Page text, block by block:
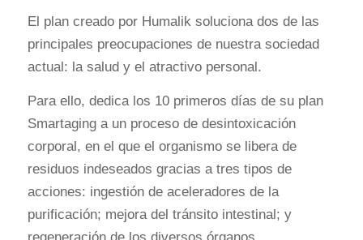
El plan creado por Humalik soluciona dos de las
principales preocupaciones de nuestra sociedad
actual: la salud y el atractivo personal.
Para ello, dedica los 10 primeros días de su plan
Smartaging a un proceso de desintoxicación
corporal, en el que el organismo se libera de
residuos indeseados gracias a tres tipos de
acciones: ingestión de aceleradores de la
purificación; mejora del tránsito intestinal; y